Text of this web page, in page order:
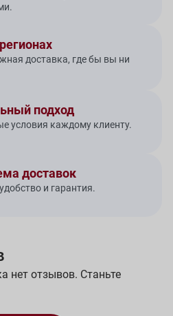
доставка, где бы вы ни
подход
условия каждому клиенту.
доставок
и гарантия.
нет отзывов. Станьте